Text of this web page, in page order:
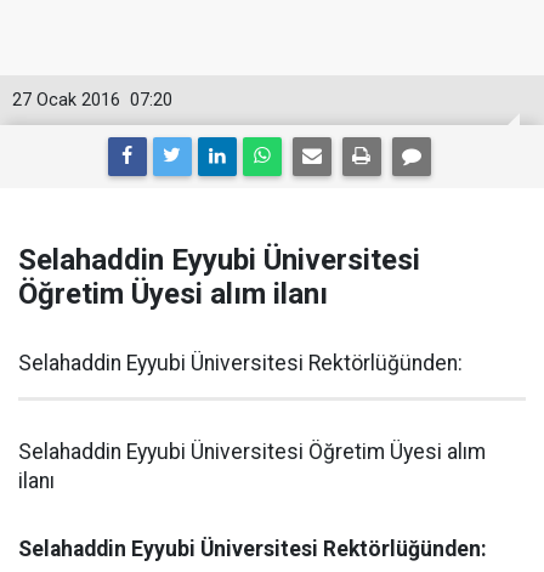
07:20
27 Ocak 2016
Selahaddin Eyyubi Üniversitesi
Öğretim Üyesi alım ilanı
Selahaddin Eyyubi Üniversitesi Rektörlüğünden:
Selahaddin Eyyubi Üniversitesi Öğretim Üyesi alım
ilanı
Selahaddin Eyyubi Üniversitesi Rektörlüğünden: